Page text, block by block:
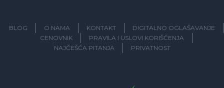
BLOG O NAMA KONTAKT
DIGITALNO OGLAŠAVANJE
CENOVNIK
PRAVILA I USLOVI KORIŠĆENJA
NAJČEŠĆA PITANJA
PRIVATNOST